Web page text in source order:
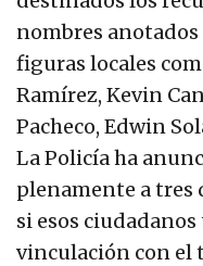
nombres
figuras locales
Ramírez, Kevin
Pacheco, Edwin
La Policía ha
plenamente a tres
si esos
vinculación con el